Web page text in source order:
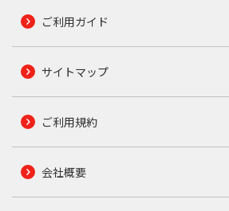
ご利用ガイド
サイトマップ
ご利用規約
会社概要